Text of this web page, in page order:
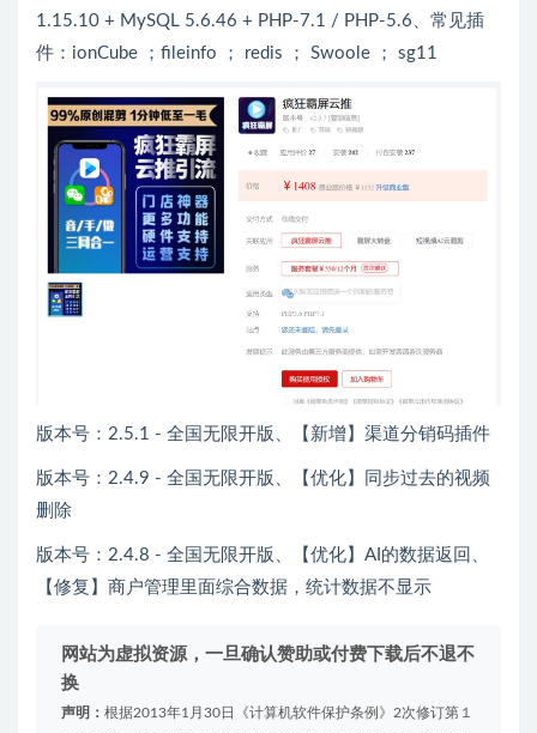
1.15.10 + MySQL 5.6.46 + PHP-7.1 / PHP-5.6、常见插
件：ionCube ；fileinfo ； redis ； Swoole ； sg11
版本号：2.5.1 - 全国无限开版、【新增】渠道分销码插件
版本号：2.4.9 - 全国无限开版、【优化】同步过去的视频
删除
版本号：2.4.8 - 全国无限开版、【优化】AI的数据返回、
【修复】商户管理里面综合数据，统计数据不显示
网站为虚拟资源，一旦确认赞助或付费下载后不退不
换
声明： 根据2013年1月30日《计算机软件保护条例》2次修订第１